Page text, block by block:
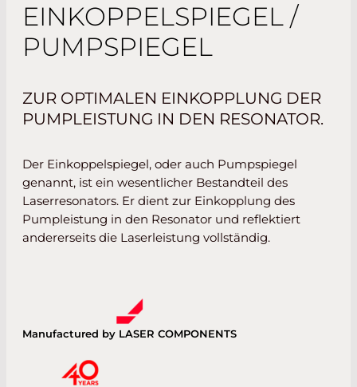
Manufactured by LASER COMPONENTS
EINKOPPELSPIEGEL /
PUMPSPIEGEL
ZUR OPTIMALEN EINKOPPLUNG DER
PUMPLEISTUNG IN DEN RESONATOR.
Der Einkoppelspiegel, oder auch Pumpspiegel
genannt, ist ein wesentlicher Bestandteil des
Laserresonators. Er dient zur Einkopplung des
Pumpleistung in den Resonator und reflektiert
andererseits die Laserleistung vollständig.